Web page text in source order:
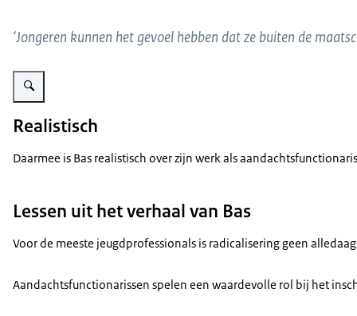
‘Jongeren kunnen het gevoel hebben dat ze buiten de
Vergroot afbeelding Bas Angevaare
Realistisch
Daarmee is Bas realistisch over zijn werk als
Lessen uit het verhaal van Bas
Voor de meeste jeugdprofessionals is radicalisering geen
Aandachtsfunctionarissen spelen een waardevolle rol bij het